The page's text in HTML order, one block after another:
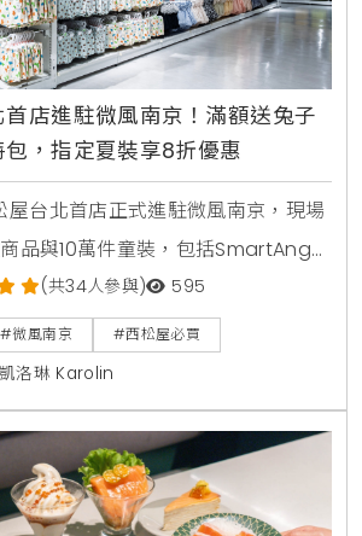
首店進駐微風南京！滿額送兔子
，指定夏裝享8折優惠
屋台北首店正式進駐微風南京，現場
品與10萬件童裝，包括SmartAngel
與熱銷安撫玩具。慶祝開幕推出全
8折優惠，打造台北家長一站式育
(共34人參與) 595
#微風南京 #西松屋必買
洛琳 Karolin